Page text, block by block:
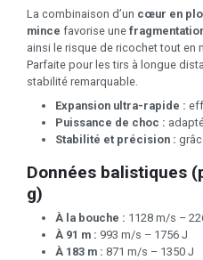
La combinaison d’un cœur en
mince favorise une
ainsi le risque de ricochet tout en
Parfaite pour les tirs à longue
stabilité remarquable.
Expansion ultra-rapide :
Puissance de choc :
Stabilité et précision :
Données balistiques
g)
À la bouche : 1128 m/s –
À 91 m : 993 m/s – 1756 J
À 183 m : 871 m/s – 1350 J